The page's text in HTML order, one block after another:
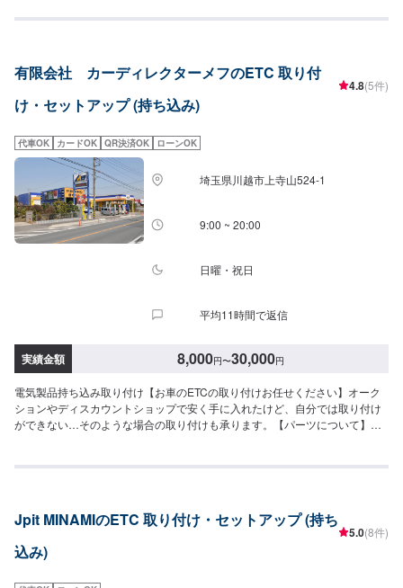
満足な仕上がりを常にご提供できるよう研鑽努力し、安心運転のための整
広く支えてまいります。オイル交換や車検、タイヤ交換などの基本的な車の
メンテナンスも承っておりますのでお困りの際はお気軽にご相談ください！
有限会社 カーディレクターメフのETC 取り付
け・セットアップ (持ち込み)
4.8(5件)
代車OK カードOK QR決済OK ローンOK
埼玉県川越市上寺山524-1
9:00 ~ 20:00
日曜・祝日
平均11時間で返信
実績金額 8,000円〜30,000円
電気製品持ち込み取り付け【お車のETCの取り付けお任せください】オーク
ションやディスカウントショップで安く手に入れたけど、自分では取り付け
ができない…そのような場合の取り付けも承ります。【パーツについて】パ
作業中は代車の貸し出しが可能です。※燃料代はお客様負担となります【営業
Jpit MINAMIのETC 取り付け・セットアップ (持ち
込み)
5.0(8件)